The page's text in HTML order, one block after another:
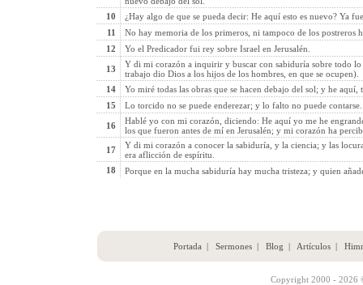
10
¿Hay algo de que se pueda decir: He aquí esto es nuevo? Ya
11
No hay memoria de los primeros, ni tampoco de los postreros
12
Yo el Predicador fui rey sobre Israel en Jerusalén.
13
Y di mi corazón a inquirir y buscar con sabiduría sobre todo lo
trabajo dio Dios a los hijos de los hombres, en que se ocupen).
14
Yo miré todas las obras que se hacen debajo del sol; y he
15
Lo torcido no se puede enderezar; y lo falto no puede contarse.
16
Hablé yo con mi corazón, diciendo: He aquí yo me he
los que fueron antes de mí en Jerusalén; y mi corazón ha
17
Y di mi corazón a conocer la sabiduría, y la ciencia; y las
era aflicción de espíritu.
18
Porque en la mucha sabiduría hay mucha tristeza; y quien
Portada | Sermones| Blog | Artículos|
Copyright 2000 - 2026